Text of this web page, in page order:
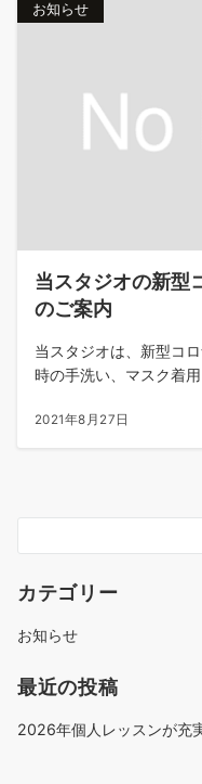
お知らせ
当スタジオの新型
のご案内
当スタジオは、新型コ
時の手洗い、マスク着
2021年8月27日
カテゴリー
お知らせ
最近の投稿
2026年個人レッスンが充